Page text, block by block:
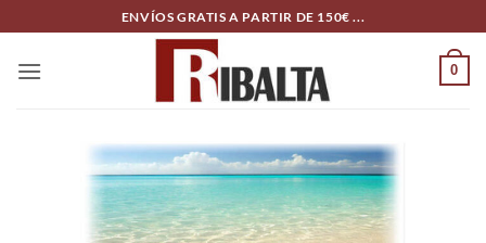
to
content
ENVÍOS GRATIS A PARTIR DE 150€ ...
0